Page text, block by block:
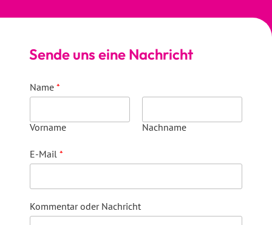
Sende uns eine Nachricht
Name *
Vorname Nachname
E-Mail *
Kommentar oder Nachricht